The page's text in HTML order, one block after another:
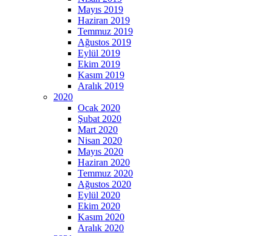
Mayıs 2019
Haziran 2019
Temmuz 2019
Ağustos 2019
Eylül 2019
Ekim 2019
Kasım 2019
Aralık 2019
2020
Ocak 2020
Şubat 2020
Mart 2020
Nisan 2020
Mayıs 2020
Haziran 2020
Temmuz 2020
Ağustos 2020
Eylül 2020
Ekim 2020
Kasım 2020
Aralık 2020